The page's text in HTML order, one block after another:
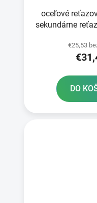
oceľové
sekundárne
€25,53
DO